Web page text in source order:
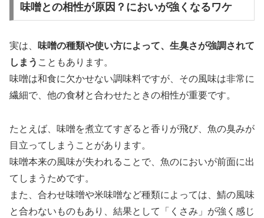
味噌との相性が原因？においが強くなるワケ
実は、
味噌の種類や使い方によって、生臭さが強調されて
しまう こともあります。
味噌は和食に欠かせない調味料ですが、その風味は非常に
繊細で、他の食材と合わせたときの相性が重要です。
たとえば、味噌を煮立てすぎると香りが飛び、魚の臭みが
目立ってしまうことがあります。
味噌本来の風味が失われることで、魚のにおいが前面に出
てしまうためです。
また、合わせ味噌や米味噌など種類によっては、鯖の風味
と合わないものもあり、結果として「くさみ」が強く感じ